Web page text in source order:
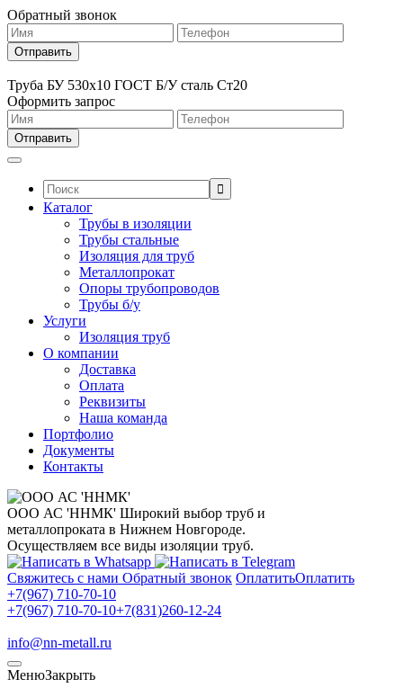
Обратный звонок
Труба БУ 530х10 ГОСТ Б/У сталь Ст20
Оформить запрос
Поиск:
Каталог
Трубы в изоляции
Трубы стальные
Изоляция для труб
Металлопрокат
Опоры трубопроводов
Трубы б/у
Услуги
Изоляция труб
О компании
Доставка
Оплата
Реквизиты
Наша команда
Портфолио
Документы
Контакты
ООО АС 'ННМК' Широкий выбор труб и
металлопроката в Нижнем Новгороде.
Осуществляем все виды изоляции труб.
Свяжитесь с нами Обратный звонок ОплатитьОплатить
+7(967) 710-70-10
+7(967) 710-70-10+7(831)260-12-24
info@nn-metall.ru
МенюЗакрыть